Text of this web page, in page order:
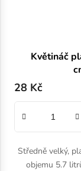
Květináč
28 Kč
Středně velký,
objemu 5.7